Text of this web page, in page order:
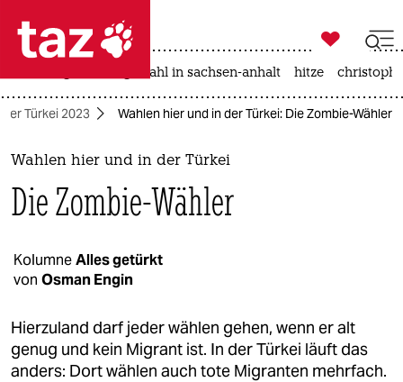
 taz zahl ich
taz zahl ich
themen
politik
gesellschaft
kultur
sport

taz zahl ich
landtagswahl in sachsen-anhalt hitze
Türkei 2023 Wahlen hier und in der Türkei: Die Zombie-Wähler
Wahlen hier und in der Türkei
Die Zombie-Wähler
KolumneAlles getürkt
von Osman Engin
Hierzuland darf jeder wählen gehen, wenn er alt
genug und kein Migrant ist. In der Türkei läuft das
anders: Dort wählen auch tote Migranten mehrfach.